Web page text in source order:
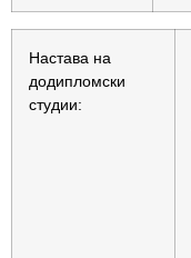
Настава на
додипломски
студии: